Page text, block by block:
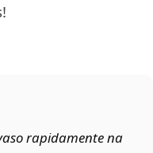
rapidamente na